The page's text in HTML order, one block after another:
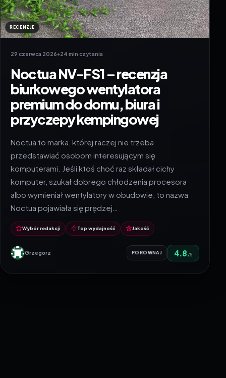
RECENZJE
29 czerwca 2026•24 min czytania
Noctua NV-FS1 – recenzja
biurkowego wentylatora
premium do domu, biura i
przyczepy kempingowej
Noctua to marka, której raczej nie trzeba
przedstawiać osobom interesującym się
komputerami. Jeśli ktoś choć raz składał cichy
komputer, szukał dobrego chłodzenia procesora
albo wymieniał wentylatory w obudowie, to nazwa
Noctua pojawiała się prędzej…
Wybór redakcji Top wydajność Jakość
Grzegorz PORÓWNAJ 4.8 /5